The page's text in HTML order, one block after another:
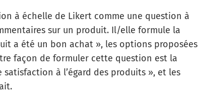
à échelle de Likert comme une question à
sur un produit. Il/elle formule la
a été un bon achat », les options proposées
façon de formuler cette question est la
à l’égard des produits », et les